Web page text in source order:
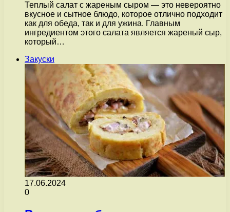
Теплый салат с жареным сыром — это невероятно
вкусное и сытное блюдо, которое отлично подходит
как для обеда, так и для ужина. Главным
ингредиентом этого салата является жареный сыр,
который…
Закуски
17.06.2024
0